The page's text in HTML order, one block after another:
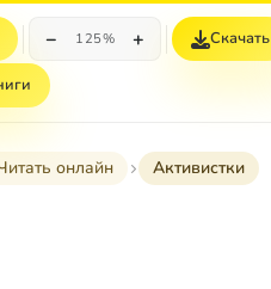
− 125% + Скачать
онлайн Активистки